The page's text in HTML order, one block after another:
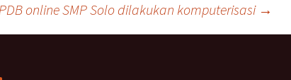
online SMP Solo dilakukan komputerisasi →